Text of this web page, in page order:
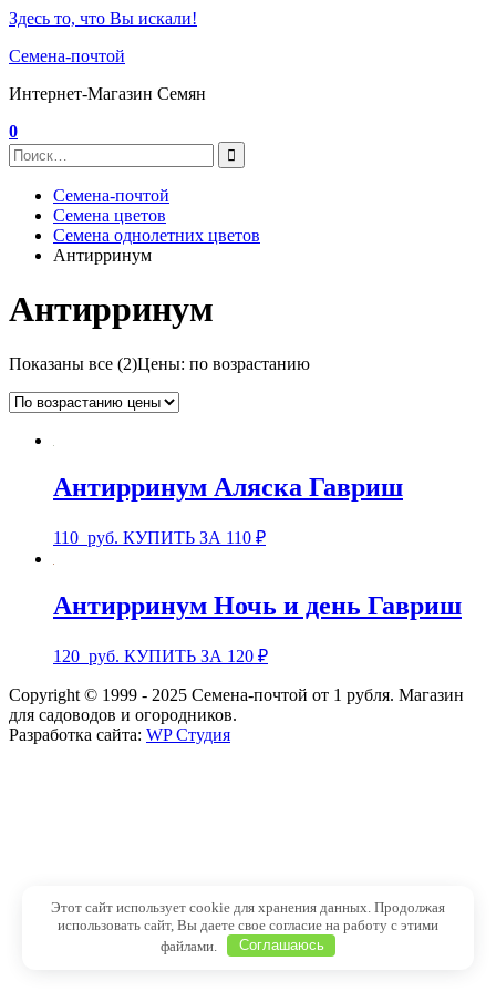
Здесь то, что Вы искали!
Семена-почтой
Интернет-Магазин Семян
0
Семена-почтой
Семена цветов
Семена однолетних цветов
Антирринум
Антирринум
Показаны все (2)Цены: по возрастанию
Антирринум Аляска Гавриш
110 руб. КУПИТЬ ЗА 110 ₽
Антирринум Ночь и день Гавриш
120 руб. КУПИТЬ ЗА 120 ₽
Copyright © 1999 - 2025 Семена-почтой от 1 рубля. Магазин
для садоводов и огородников.
Разработка сайта: WP Студия
Этот сайт использует cookie для хранения данных. Продолжая
использовать сайт, Вы даете свое согласие на работу с этими
файлами.
Соглашаюсь